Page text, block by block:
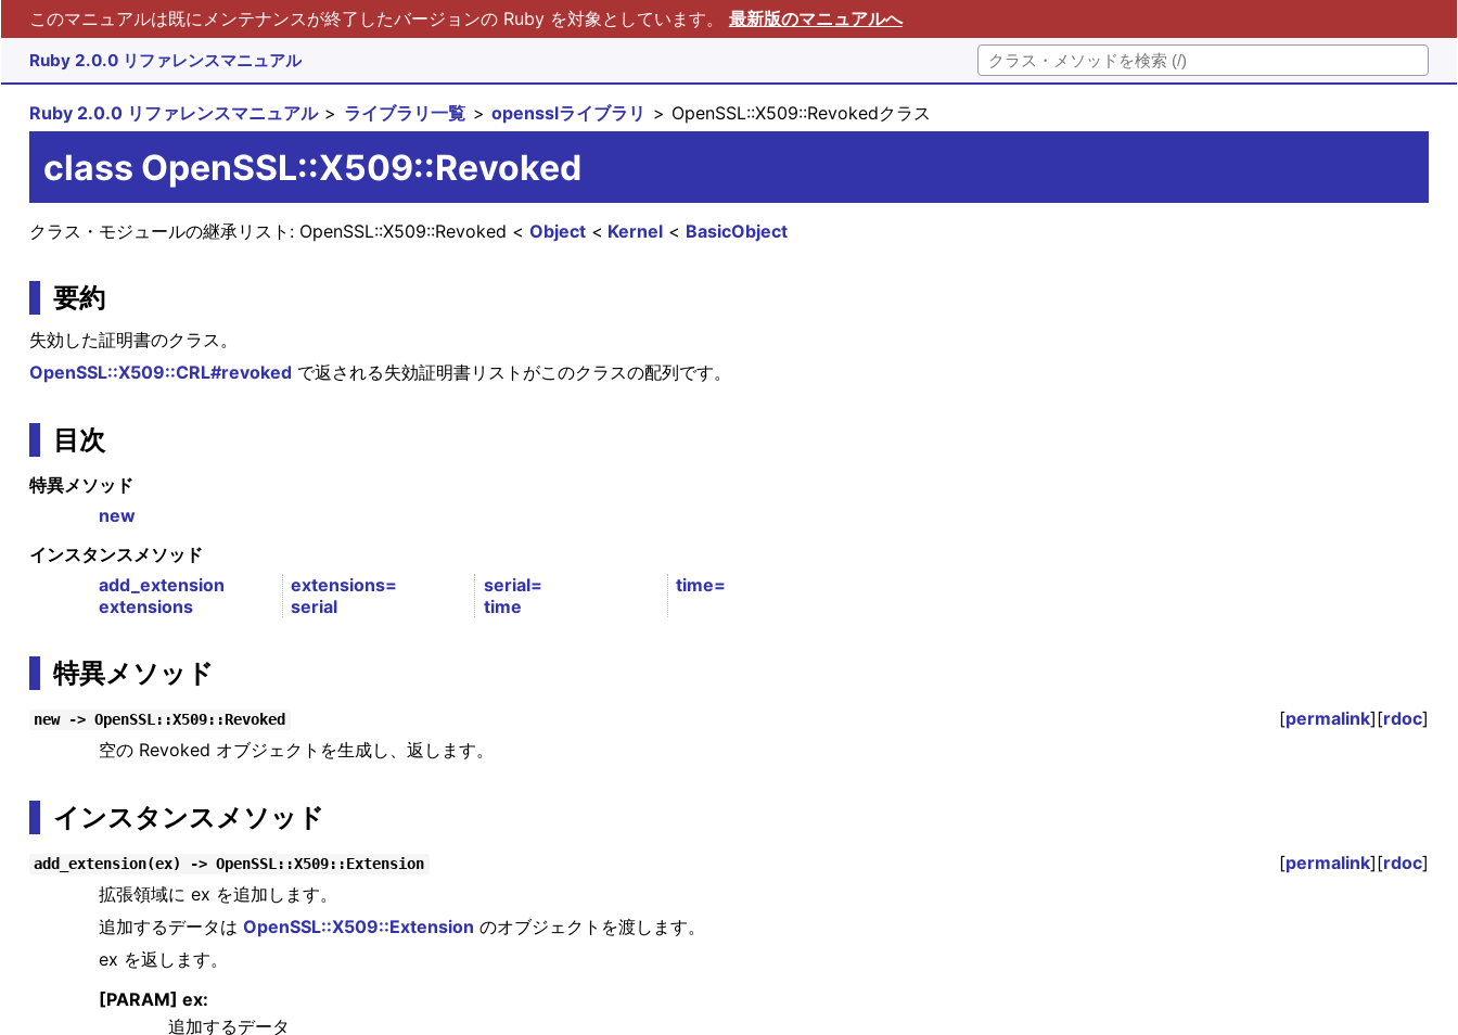
このマニュアルは既にメンテナンスが終了したバージョンの Ruby を対象としています。 最新版のマニュアルへ
Ruby 2.0.0 リファレンスマニュアル
Ruby 2.0.0 リファレンスマニュアル ライブラリ一覧 opensslライブラリ OpenSSL::X509::Revokedクラス
class OpenSSL::X509::Revoked
クラス・モジュールの継承リスト: BasicObject
Kernel
Object
OpenSSL::X509::Revoked
要約
失効した証明書のクラス。
OpenSSL::X509::CRL#revokedで返される失効証明書リストがこのクラスの配列です。
目次
特異メソッド
new
インスタンスメソッド
add_extension
extensions
extensions=
serial
serial=
time
time=
特異メソッド
new -> OpenSSL::X509::Revoked [permalink][rdoc]
空の Revoked オブジェクトを生成し、返します。
インスタンスメソッド
add_extension(ex) -> OpenSSL::X509::Extension [permalink][rdoc]
拡張領域に ex を追加します。
追加するデータは OpenSSL::X509::Extension のオブジェクトを渡します。
ex を返します。
[PARAM] ex:
追加するデータ